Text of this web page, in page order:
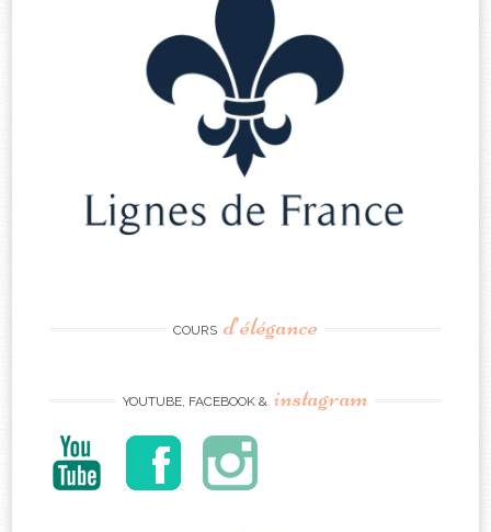
COURS d’élégance
YOUTUBE, FACEBOOK & instagram